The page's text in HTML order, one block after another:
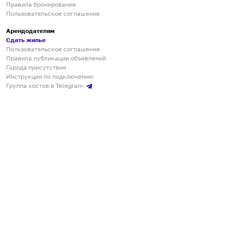
Правила бронирования
Пользовательское соглашение
Арендодателям
Сдать жилье
Пользовательское соглашение
Правила публикации объявлений
Города присутствия
Инструкция по подключению
Группа хостов в Telegram